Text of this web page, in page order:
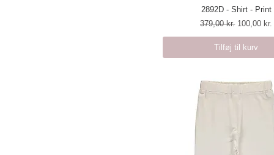
Hurtigvisning
2892D - Shirt - Print
Regulær pris
379,00 kr. Salgspris
100,00 kr.
Tilføj til kurv